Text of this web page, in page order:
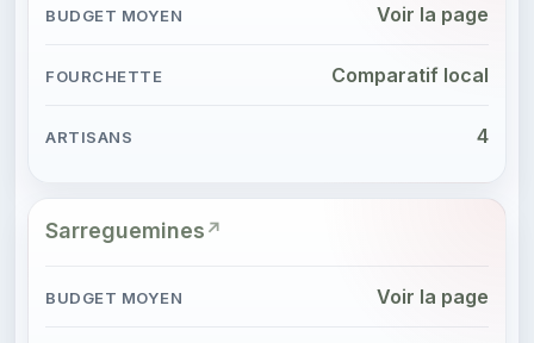
Voir la page
Comparatif local
4
Sarreguemines
Voir la page